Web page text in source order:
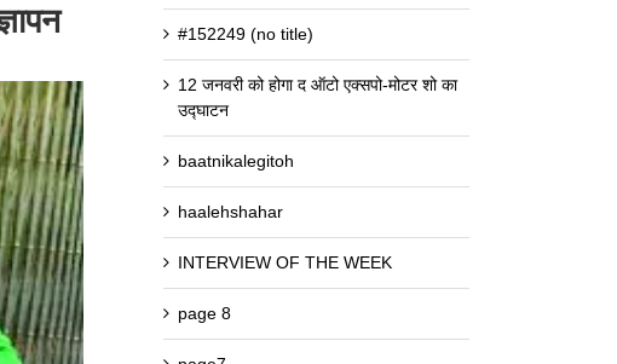
#152249 (no title)
12 जनवरी को होगा द ऑटो एक्सपो-मोटर शो का
उद्घाटन
baatnikalegitoh
haalehshahar
INTERVIEW OF THE WEEK
page 8